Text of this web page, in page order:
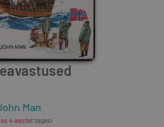
Man
4 aastattagasi